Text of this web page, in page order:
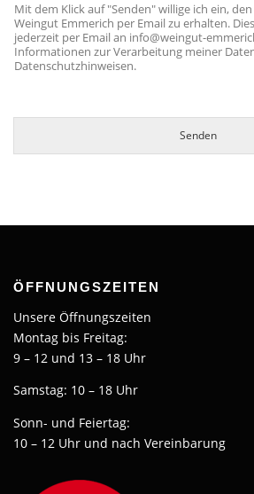
Mit dem Klick auf "Senden" willige ich ein,
Weingut Emmerich per Email zu erhalten.
jederzeit per Email an info@weingut-
Informationen zur Verarbeitung meiner
Datenschutzhinweisen.
Senden
ÖFFNUNGSZEITEN
Unsere Öffnungszeiten
Montag bis Freitag:
9 – 12 und 13 – 18 Uhr
Samstag: 10 – 18 Uhr
Sonn- und Feiertag:
10 – 12 Uhr und nach Vereinbarung